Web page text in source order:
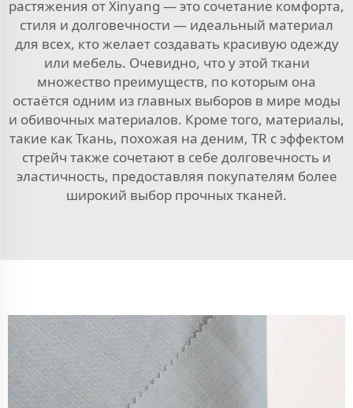
растяжения от Xinyang — это сочетание комфорта,
стиля и долговечности — идеальный материал
для всех, кто желает создавать красивую одежду
или мебель. Очевидно, что у этой ткани
множество преимуществ, по которым она
остаётся одним из главных выборов в мире моды
и обивочных материалов. Кроме того, материалы,
такие какТкань, похожая на деним, TR с эффектом
стрейч также сочетают в себе долговечность и
эластичность, предоставляя покупателям более
широкий выбор прочных тканей.